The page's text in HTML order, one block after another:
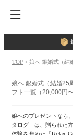
TOP > 娘へ 銀婚式（結
娘へ 銀婚式（結婚25
フト一覧（20,000円〜
娘へのプレゼントなら
タログ」は、贈られた